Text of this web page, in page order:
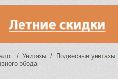
/ Унитазы / Подвесные унитазы
обода